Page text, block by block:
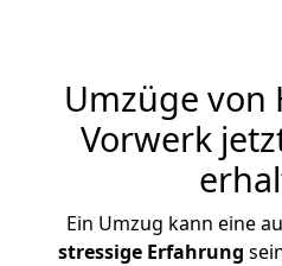
Umzüge von
Vorwerk
Ein Umzug kann eine
stressige Erfahrung